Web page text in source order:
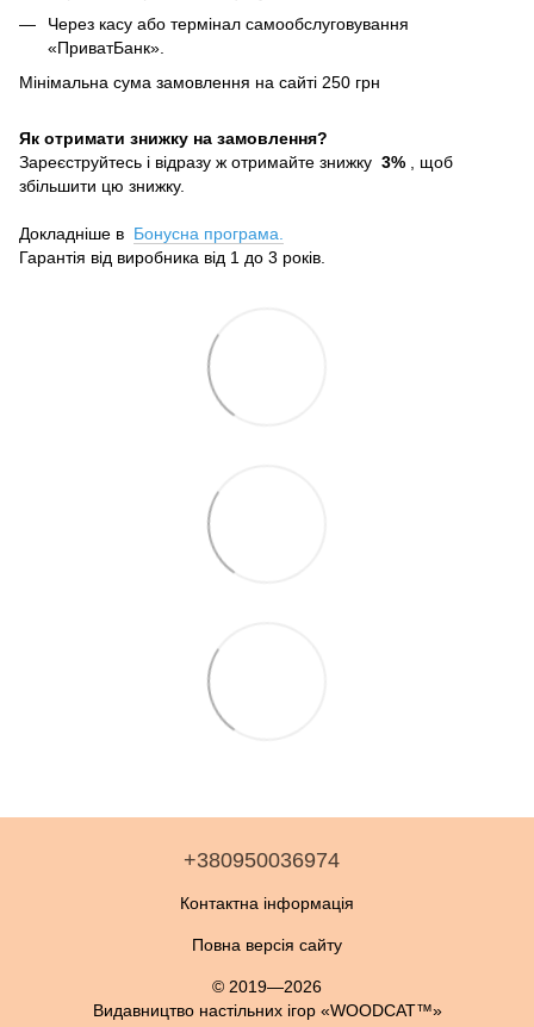
Через касу або термінал самообслуговування
«ПриватБанк».
Мінімальна сума замовлення на сайті 250 грн
Як отримати знижку на замовлення?
Зареєструйтесь і відразу ж отримайте знижку 3% , щоб
збільшити цю знижку.
Докладніше в Бонусна програма.
Гарантія від виробника від 1 до 3 років.
+380950036974
Контактна інформація
Повна версія сайту
© 2019—2026
Видавництво настільних ігор «WOODCAT™»